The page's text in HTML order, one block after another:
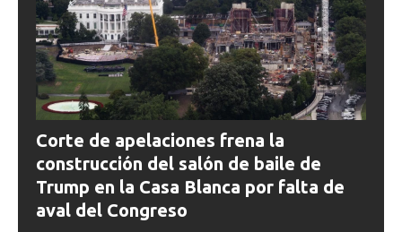
Corte de apelaciones frena la
construcción del salón de baile de
Trump en la Casa Blanca por falta de
aval del Congreso